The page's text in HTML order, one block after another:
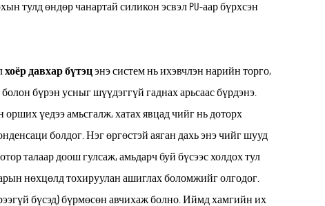
тулд өндөр чанартай силикон эсвэл PU-аар бүрхсэн
хоёр давхар бүтэцэнэ систем нь ихэвчлэн нарийн торго,
бүрэн усныг шүүдэггүй гаднах арьсаас бүрдэнэ.
үедээ амьсгалж, хатах явцад чийг нь доторх
болдог. Нэг өргөстэй аяган дахь энэ чийг шууд
талаар доош гулсаж, амьдарч буй бүсээс холдох тул
нөхцөлд тохируулан ашиглах боломжийг олгодог.
бүсэд) бүрмөсөн авчихаж болно. Иймд хамгийн их